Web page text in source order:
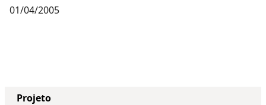
01/04/2005
Projeto